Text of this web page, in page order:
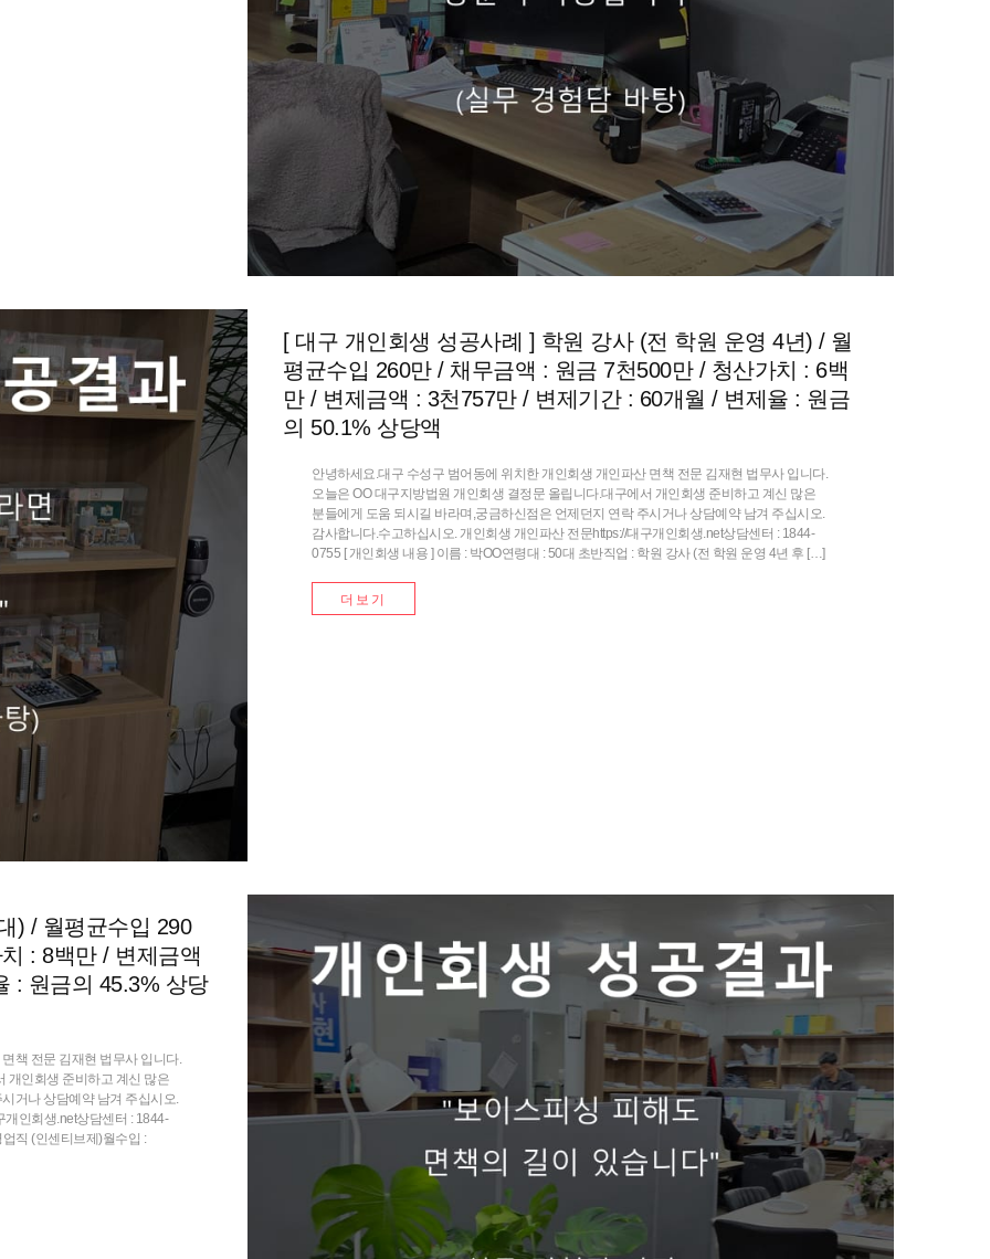
[ 대구 개인회생 성공사례 ] 학원 강사 (전 학원 운영 4년) / 월
평균수입 260만 / 채무금액 : 원금 7천500만 / 청산가치 : 6백
만 / 변제금액 : 3천757만 / 변제기간 : 60개월 / 변제율 : 원금
의 50.1% 상당액
안녕하세요.대구 수성구 범어동에 위치한 개인회생 개인파산 면책 전문 김재현 법무사 입니다.
오늘은 OO 대구지방법원 개인회생 결정문 올립니다.대구에서 개인회생 준비하고 계신 많은
분들에게 도움 되시길 바라며,궁금하신점은 언제던지 연락 주시거나 상담예약 남겨 주십시오.
감사합니다.수고하십시오. 개인회생 개인파산 전문https://대구개인회생.net상담센터 : 1844-
0755 [ 개인회생 내용 ] 이름 : 박OO연령대 : 50대 초반직업 : 학원 강사 (전 학원 운영 4년 후 […]
더보기
) / 월평균수입 290
: 8백만 / 변제금액
: 원금의 45.3% 상당
책 전문 김재현 법무사 입니다.
개인회생 준비하고 계신 많은
거나 상담예약 남겨 주십시오.
인회생.net상담센터 : 1844-
직 (인센티브제)월수입 :